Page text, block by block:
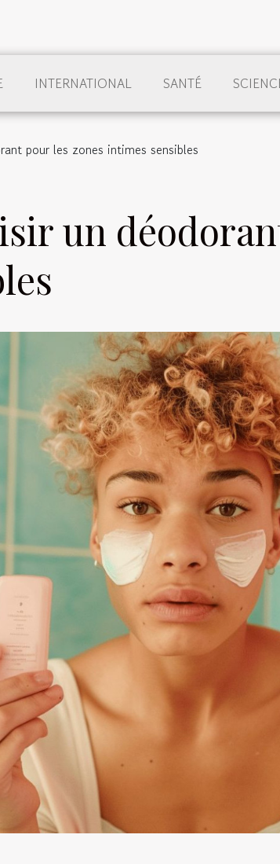
INTERNATIONAL SANTÉ
pour les zones intimes sensibles
un